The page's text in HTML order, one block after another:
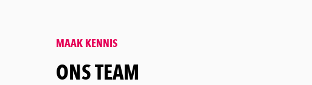
MAAK KENNIS
&amp;nbsp;
ONS TEAM